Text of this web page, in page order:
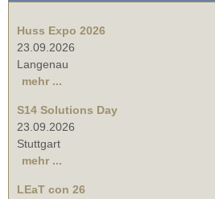
Huss Expo 2026
23.09.2026
Langenau
mehr ...
S14 Solutions Day
23.09.2026
Stuttgart
mehr ...
LEaT con 26